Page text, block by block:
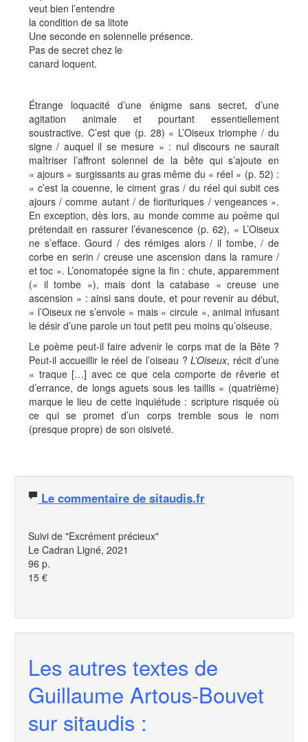
veut bien l’entendre
la condition de sa litote
Une seconde en solennelle présence.
Pas de secret chez le
canard loquent.
Étrange loquacité d’une énigme sans secret, d’une
agitation animale et pourtant essentiellement
soustractive. C’est que (p. 28) « L’Oiseux triomphe / du
signe / auquel il se mesure » : nul discours ne saurait
maîtriser l’affront solennel de la bête qui s’ajoute en
« ajours » surgissants au gras même du « réel » (p. 52) :
« c’est la couenne, le ciment gras / du réel qui subit ces
ajours / comme autant / de fiorituriques / vengeances ».
En exception, dès lors, au monde comme au poème qui
prétendait en rassurer l’évanescence (p. 62), « L’Oiseux
ne s’efface. Gourd / des rémiges alors / il tombe, / de
corbe en serin / creuse une ascension dans la ramure /
et toc ». L’onomatopée signe la fin : chute, apparemment
(« il tombe »), mais dont la catabase « creuse une
ascension » : ainsi sans doute, et pour revenir au début,
« l’Oiseux ne s’envole » mais « circule », animal infusant
le désir d’une parole un tout petit peu moins qu’oiseuse.
Le poème peut-il faire advenir le corps mat de la Bête ?
Peut-il accueillir le réel de l’oiseau ?L’Oiseux, récit d’une
« traque […] avec ce que cela comporte de rêverie et
d’errance, de longs aguets sous les taillis » (quatrième)
marque le lieu de cette inquiétude : scripture risquée où
ce qui se promet d’un corps tremble sous le nom
(presque propre) de son oisiveté.
Le commentaire de sitaudis.fr
Suivi de "Excrément précieux"
Le Cadran Ligné, 2021
96 p.
15 €
Les autres textes de
Guillaume Artous-Bouvet
sur sitaudis :